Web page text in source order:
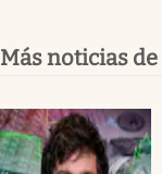
Más noticias de